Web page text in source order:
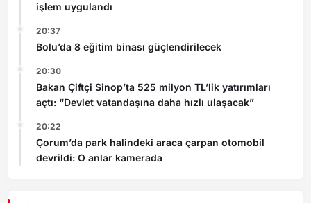
işlem uygulandı
20:37
Bolu’da 8 eğitim binası güçlendirilecek
20:30
Bakan Çiftçi Sinop’ta 525 milyon TL’lik yatırımları
açtı: “Devlet vatandaşına daha hızlı ulaşacak”
20:22
Çorum’da park halindeki araca çarpan otomobil
devrildi: O anlar kamerada